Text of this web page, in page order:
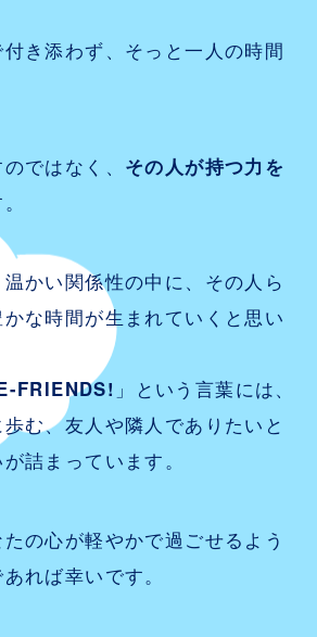
き添わず、そっと一人の時間
ではなく、 その人が持つ力を
かい関係性の中に、その人ら
な時間が生まれていくと思い
FRIENDS! 」という言葉には、
む、友人や隣人でありたいと
詰まっています。
の心が軽やかで過ごせるよう
れば幸いです。